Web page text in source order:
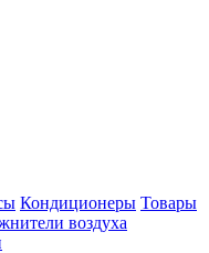
Кондиционеры Товары
воздуха